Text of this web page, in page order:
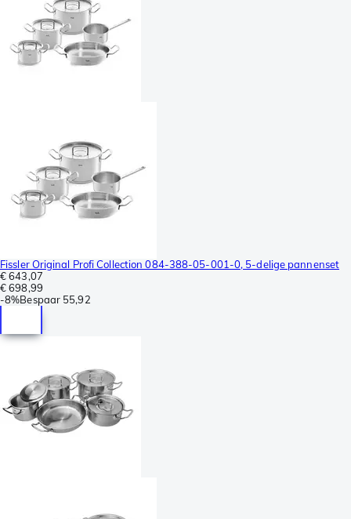
Fissler Original Profi Collection 084-388-05-001-0, 5-delige pannenset
€ 643,07
€ 698,99
-8%Bespaar 55,92